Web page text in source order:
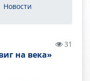
Новости
31
на века»